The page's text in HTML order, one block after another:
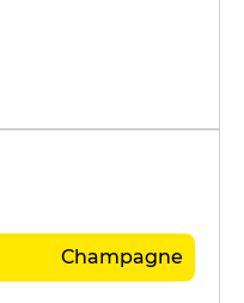
Champagne